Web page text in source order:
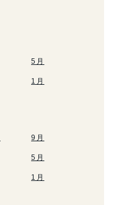
5月
1月
9月
5月
1月